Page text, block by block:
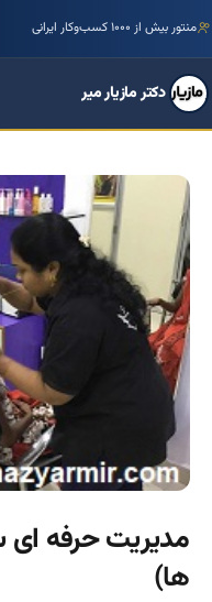
مرجع تخصصی زبان بدن و فنون مذاکره
دکتر مازیار میر
مدیریت حرفه ای
ها)